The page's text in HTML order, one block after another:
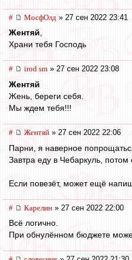
# МосфОлд » 27 сен 2022 23:41
Жентяй,
Храни тебя Господь
# irod sm » 27 сен 2022 23:08
Жентяй
Жень, береги себя.
Мы ждем тебя!!!
# Жентяй » 27 сен 2022 22:06
Парни, я наверное
Завтра еду в Чебаркуль, потом
Если повезёт, может ещё
# Карелин » 27 сен 2022 22:00
Всё логично.
При обнулённом бюджете